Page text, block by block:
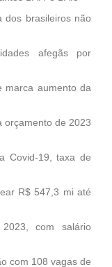
dos brasileiros não
afegãs por
marca aumento da
orçamento de 2023
Covid-19, taxa de
R$ 547,3 mi até
com salário
com 108 vagas de